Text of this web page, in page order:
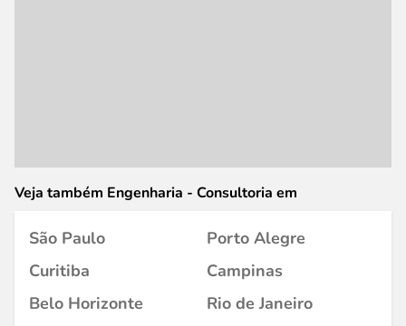
Veja também Engenharia - Consultoria em
São Paulo
Porto Alegre
Curitiba
Campinas
Belo Horizonte
Rio de Janeiro